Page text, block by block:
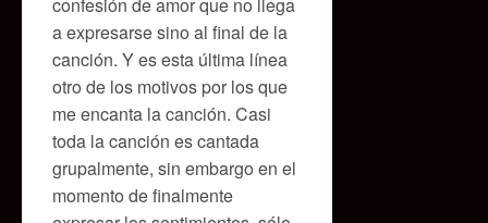
a expresarse sino al final de la
canción. Y es esta última línea
otro de los motivos por los que
me encanta la canción. Casi
toda la canción es cantada
grupalmente, sin embargo en el
momento de finalmente